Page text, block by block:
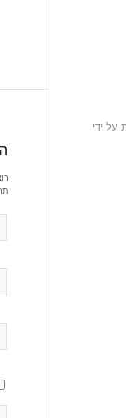
על ידי